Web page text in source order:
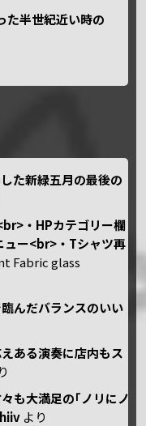
た半世紀近い時の
た新緑五月の最後の
・HPカテゴリー欄
ュー<br>・Tシャツ再
Fabric glass
んだバランスのいい
ある演奏に店内もス
も大満足の｢ノリにノ
より